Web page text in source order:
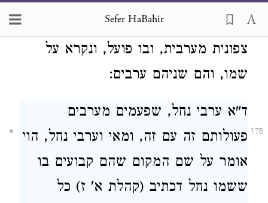
Sefer HaBahir
ממנו מהלך ת"ק שנה, והוא ברוח
צפונית מערבית, ובו פועל, ונקרא על
שמו, והם שניהם ערבים:
178
ד"א ערבי נחל, שפעמים מערבים
פעולותם זה עם זה, ומאי וערבי נחל, הוי
אומר על שם המקום שהם קבועים בו
ששמו נחל דכתיב (קהלת א' ז) כל